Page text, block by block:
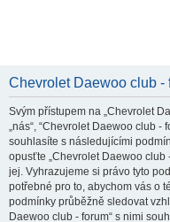
Chevrolet Daewoo club -
Svým přístupem na „Chevrolet
„nás“, “Chevrolet Daewoo club -
souhlasíte s následujícími
opusťte „Chevrolet Daewoo club
jej. Vyhrazujeme si právo tyto
potřebné pro to, abychom vás o
podmínky průběžně sledovat
Daewoo club - forum“ s nimi